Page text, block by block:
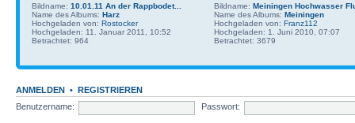
Bildname: 10.01.11 An der Rappbodet...
Name des Albums: Harz
Hochgeladen von: Rostocker
Hochgeladen: 11. Januar 2011, 10:52
Betrachtet: 964
Bildname: Meiningen Hochwasser
Name des Albums: Meiningen
Hochgeladen von: Franz112
Hochgeladen: 1. Juni 2010, 07:07
Betrachtet: 3679
ANMELDEN • REGISTRIEREN
Benutzername:
Passwort: